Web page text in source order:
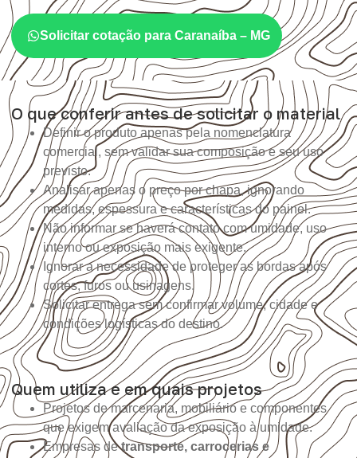
Solicitar cotação para Caranaíba – MG
O que conferir antes de solicitar o material
Definir o produto apenas pela nomenclatura
comercial, sem validar sua composição e seu uso
previsto.
Analisar apenas o preço por chapa, ignorando
medidas, espessura e características do painel.
Não informar se haverá contato com umidade, uso
interno ou exposição mais exigente.
Ignorar a necessidade de proteger as bordas após
cortes, furos ou usinagens.
Solicitar entrega sem confirmar volume, cidade e
condições logísticas do destino.
Quem utiliza e em quais projetos
Projetos de marcenaria, mobiliário e componentes
que exigem avaliação da exposição à umidade.
Empresas detransporte, carrocerias e